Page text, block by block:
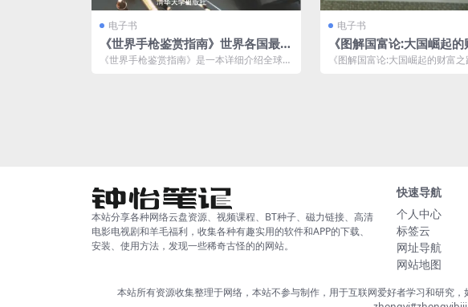
电子书
《世界手枪鉴赏指南》世界各国最新
手枪 军迷必备[pdf]
《世界手枪鉴赏指南》是一本详细介绍全球各
电子书
《图解国富论:大国崛起
路》图解经典系列[pdf]
《图解国富论:大国崛起的财富
本站分享各种网络云盘资源、视频课程、BT种子、磁力链接、高清
电影电视剧和羊毛福利，收集各种有趣实用的软件和APP的下载、
安装、使用方法，发现一些稀奇古怪的的网站。
快速导航
个人中心
标签云
网址导航
网站地图
本站所有资源收集整理于网络，本站不参与制作，用于互联网爱好者学习和研究